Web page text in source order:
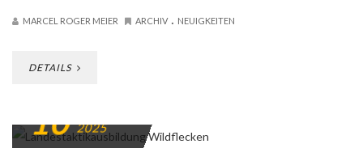
MARCEL ROGER MEIER ARCHIV . NEUIGKEITEN
DETAILS
10 2025